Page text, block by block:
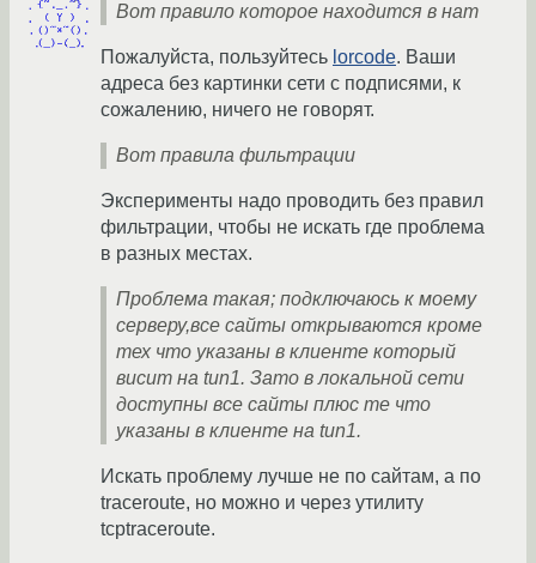
Вот правило которое находится в нат
Пожалуйста, пользуйтесь lorcode. Ваши
адреса без картинки сети с подписями, к
сожалению, ничего не говорят.
Вот правила фильтрации
Эксперименты надо проводить без правил
фильтрации, чтобы не искать где проблема
в разных местах.
Проблема такая; подключаюсь к моему
серверу,все сайты открываются кроме
тех что указаны в клиенте который
висит на tun1. Зато в локальной сети
доступны все сайты плюс те что
указаны в клиенте на tun1.
Искать проблему лучше не по сайтам, а по
traceroute, но можно и через утилиту
tcptraceroute.